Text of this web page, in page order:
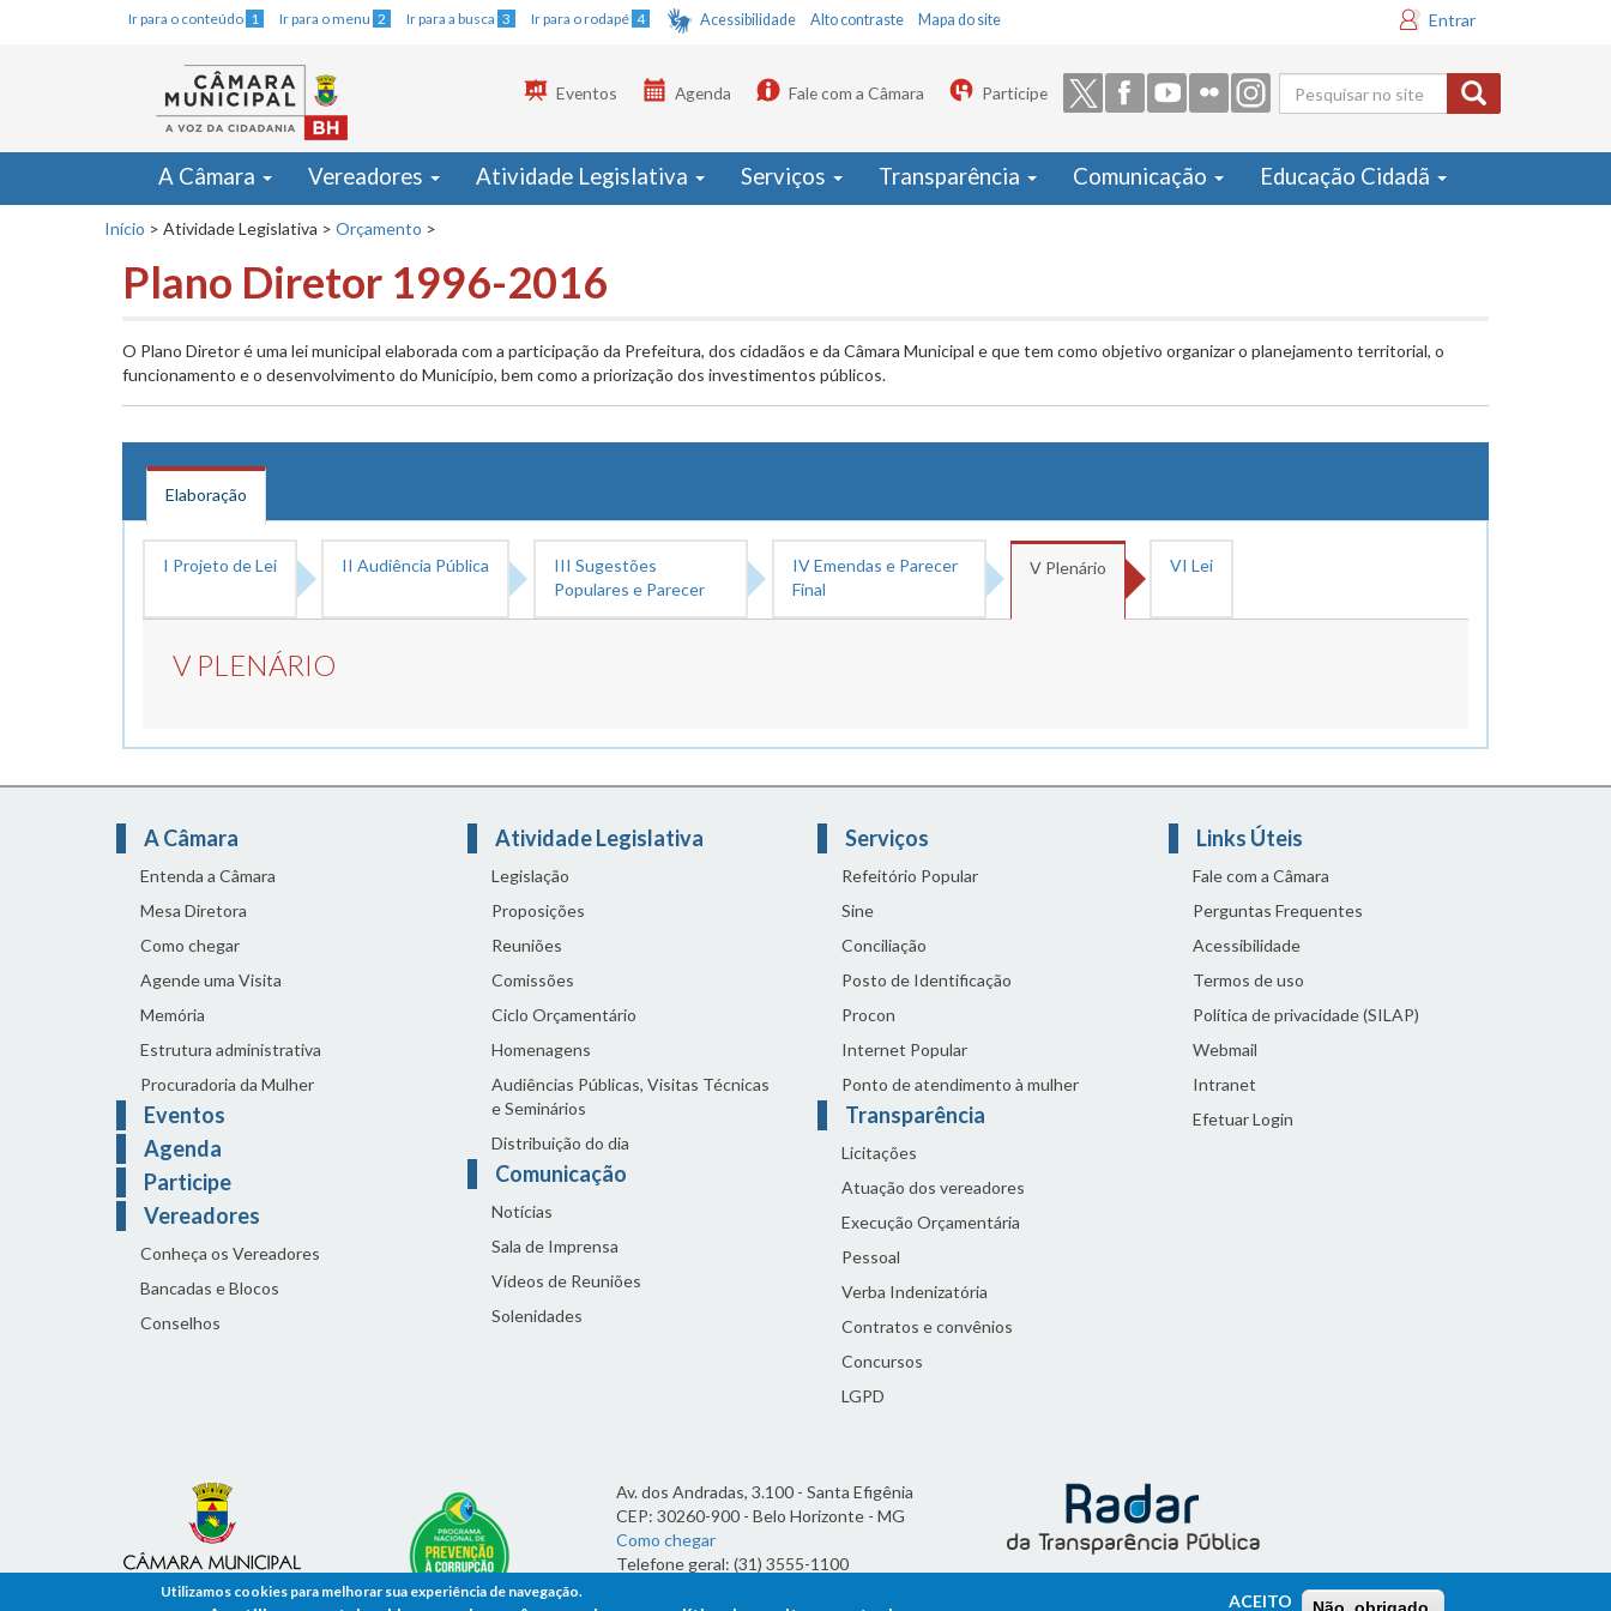
Ir para o conteúdo 1 Ir para o menu 2 Ir para a busca 3 Ir para o rodapé 4 Acessibilidade Alto contraste Mapa do site Entrar
Formulário
de busca
Eventos Agenda Fale com a Câmara Participe
A Câmara Vereadores Atividade Legislativa Serviços Transparência Comunicação Educação Cidadã
Início > Atividade Legislativa > Orçamento >
Plano Diretor 1996-2016
O Plano Diretor é uma lei municipal elaborada com a participação da Prefeitura, dos cidadãos e da Câmara Municipal e que tem como objetivo organizar o planejamento territorial, o
funcionamento e o desenvolvimento do Município, bem como a priorização dos investimentos públicos.
Elaboração
I Projeto de Lei II Audiência Pública
III Sugestões
Populares e Parecer
IV Emendas e Parecer
Final
V Plenário VI Lei
V PLENÁRIO
A Câmara
Entenda a Câmara
Mesa Diretora
Como chegar
Agende uma Visita
Memória
Estrutura administrativa
Procuradoria da Mulher
Eventos
Agenda
Participe
Vereadores
Conheça os Vereadores
Bancadas e Blocos
Conselhos
Atividade Legislativa
Legislação
Proposições
Reuniões
Comissões
Ciclo Orçamentário
Homenagens
Audiências Públicas, Visitas Técnicas
e Seminários
Distribuição do dia
Comunicação
Notícias
Sala de Imprensa
Vídeos de Reuniões
Solenidades
Serviços
Refeitório Popular
Sine
Conciliação
Posto de Identificação
Procon
Internet Popular
Ponto de atendimento à mulher
Transparência
Licitações
Atuação dos vereadores
Execução Orçamentária
Pessoal
Verba Indenizatória
Contratos e convênios
Concursos
LGPD
Links Úteis
Fale com a Câmara
Perguntas Frequentes
Acessibilidade
Termos de uso
Política de privacidade (SILAP)
Webmail
Intranet
Efetuar Login
Av. dos Andradas, 3.100 - Santa Efigênia
CEP: 30260-900 - Belo Horizonte - MG
Como chegar
Telefone geral: (31) 3555-1100
Utilizamos cookies para melhorar sua experiência de navegação. ACEITO